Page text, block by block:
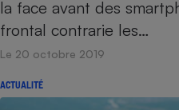
la face avant des
frontal contrarie les…
Le 20 octobre 2019
ACTUALITÉ